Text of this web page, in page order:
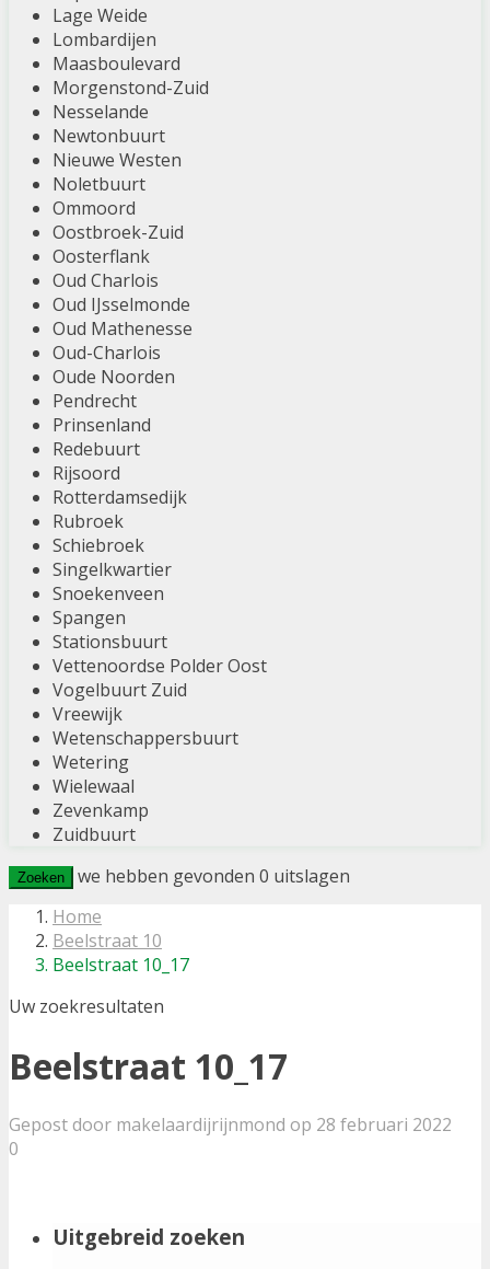
Lage Weide
Lombardijen
Maasboulevard
Morgenstond-Zuid
Nesselande
Newtonbuurt
Nieuwe Westen
Noletbuurt
Ommoord
Oostbroek-Zuid
Oosterflank
Oud Charlois
Oud IJsselmonde
Oud Mathenesse
Oud-Charlois
Oude Noorden
Pendrecht
Prinsenland
Redebuurt
Rijsoord
Rotterdamsedijk
Rubroek
Schiebroek
Singelkwartier
Snoekenveen
Spangen
Stationsbuurt
Vettenoordse Polder Oost
Vogelbuurt Zuid
Vreewijk
Wetenschappersbuurt
Wetering
Wielewaal
Zevenkamp
Zuidbuurt
Zoeken we hebben gevonden 0 uitslagen
Home
Beelstraat 10
Beelstraat 10_17
Uw zoekresultaten
Beelstraat 10_17
Gepost door makelaardijrijnmond op 28 februari 2022
0
Uitgebreid zoeken